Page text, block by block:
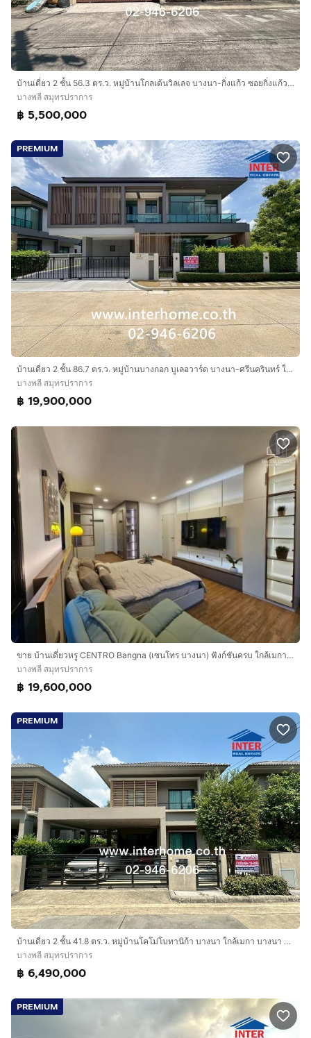
บ้านเดี่ยว 2 ชั้น 56.3 ตร.ว. หมู่บ้านโกลเด้นวิลเลจ บางนา-กิ่งแก้ว ซอยกิ่งแก้ว6 ถนนบางนา-ตราด ถนนกิ่งแก้ว บางพลี สมุทรปราการ
บางพลี สมุทรปราการ
฿ 5,500,000
PREMIUM
บ้านเดี่ยว 2 ชั้น 86.7 ตร.ว. หมู่บ้านบางกอก บูเลอวาร์ด บางนา-ศรีนครินทร์ ใกล้ห้างเมกาบางนา ถนนหนามแดง ถนนบัวนครินทร์ บางพลี สมุทรปราการ
บางพลี สมุทรปราการ
฿ 19,900,000
ขาย บ้านเดี่ยวหรู CENTRO Bangna (เซนโทร บางนา) ฟังก์ชันครบ ใกล้เมกาบางนา
บางพลี สมุทรปราการ
฿ 19,600,000
PREMIUM
บ้านเดี่ยว 2 ชั้น 41.8 ตร.ว. หมู่บ้านโคโม่โบทานิก้า บางนา ใกล้เมกา บางนา ซอยมหาชัย ถนนบางนา-ตราด กม10 บางพลี สมุทรปราการ
บางพลี สมุทรปราการ
฿ 6,490,000
PREMIUM